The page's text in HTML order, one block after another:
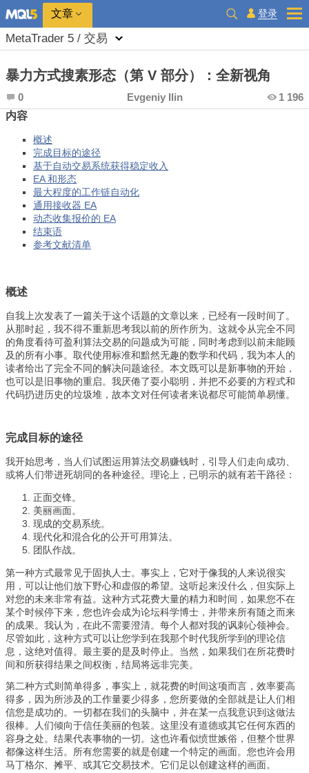
文章 登录
MetaTrader 5 / 交易
暴力方式搜素形态（第 V 部分）：全新视角
0 Evgeniy Ilin
1 196
内容
概述
完成目标的途径
基于自动交易系统获得稳定收入
EA 和形态
最大程度的工作链自动化
通用接收器 EA
动态收集报价的 EA
结束语
参考文献清单
概述
自我上次发表了一篇关于这个话题的文章以来，已经有一段时间了。
从那时起，我不得不重新思考我以前的所作所为。这就令从完全不同
的角度看待可盈利算法交易的问题成为可能，同时考虑到以前未能顾
及的所有小事。取代使用标准和黯然无趣的数学和代码，我为本人的
读者给出了完全不同的解决问题途径。本文既可以是新事物的开始，
也可以是旧事物的重启。我厌倦了耍小聪明，并把不必要的方程式和
代码扔进历史的垃圾堆，故本文对任何读者来说都尽可能简单易懂。
完成目标的途径
我开始思考，当人们试图运用算法交易赚钱时，引导人们走向成功、
或将人们带进死胡同的各种途径。理论上，已明示的就有若干路径：
正面交锋。
美丽画面。
现成的交易系统。
现代化和混合化的公开可用算法。
团队作战。
第一种方式最常见于固执人士。事实上，它对于像我的人来说很实
用，可以让他们放下野心和虚假的希望。这听起来没什么，但实际上
对您的未来非常有益。这种方式花费大量的精力和时间，如果您不在
某个时候停下来，您也许会成为论坛科学博士，并带来所有随之而来
的成果。我认为，在此不需要澄清。每个人都对我的讽刺心领神会。
尽管如此，这种方式可以让您学到在我那个时代我所学到的理论信
息，这绝对值得。最主要的是及时停止。当然，如果我们在所花费时
间和所获得结果之间权衡，结局将远非完美。
第二种方式则简单得多，事实上，就花费的时间这项而言，效率要高
得多，因为所涉及的工作量要少得多，您所要做的全部就是让人们相
信您是成功的。一切都在我们的头脑中，并在某一点我意识到这做法
很棒。人们倾向于信任美丽的包装。这里没有道德或其它任何东西的
容身之处。结果代表事物的一切。这也许看似愤世嫉俗，但整个世界
都像这样生活。所有您需要的就是创建一个特定的画面。您也许会用
马丁格尔、摊平、或其它交易技术。它们足以创建这样的画面。